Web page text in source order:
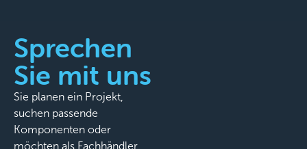
Sprechen
Sie mit uns
Sie planen ein Projekt,
suchen passende
Komponenten oder
möchten als Fachhändler